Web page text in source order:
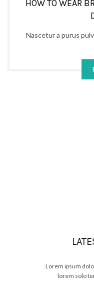
HOW TO WEAR
Nascetur a purus
Lorem ipsum
lorem solo